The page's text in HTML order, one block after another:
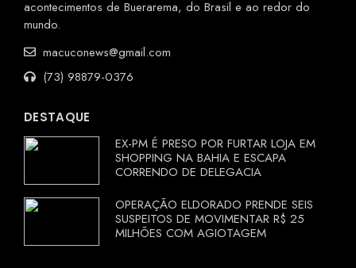
acontecimentos de Buerarema, do Brasil e ao redor do
mundo.
macuconews@gmail.com
(73) 98879-0376
DESTAQUE
EX-PM É PRESO POR FURTAR LOJA EM
SHOPPING NA BAHIA E ESCAPA
CORRENDO DE DELEGACIA
OPERAÇÃO ELDORADO PRENDE SEIS
SUSPEITOS DE MOVIMENTAR R$ 25
MILHÕES COM AGIOTAGEM